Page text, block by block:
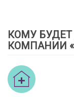
КОМУ
КОМПАНИИ